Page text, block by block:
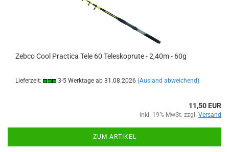
Zebco Cool Practica Tele 60 Teleskoprute - 2,40m - 60g
Lieferzeit: 3-5 Werktage ab 31.08.2026 (Ausland abweichend)
11,50 EUR
inkl. 19% MwSt. zzgl. Versand
ZUM ARTIKEL